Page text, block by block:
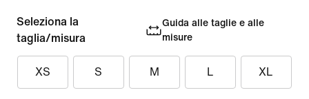
Seleziona la
taglia/misura
Guida alle taglie e alle
misure
XS S M L XL